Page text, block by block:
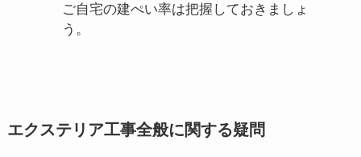
ご自宅の建ぺい率は把握しておきましょ
う。
エクステリア工事全般に関する疑問